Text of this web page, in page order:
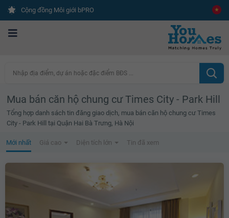
Cộng đồng Môi giới bPRO
Nhập địa điểm, dự án hoặc đặc điểm BĐS ...
Mua bán căn hộ chung cư Times City - Park Hill
Tổng hợp danh sách tin đăng giao dịch, mua bán căn hộ chung cư Times
City - Park Hill tại Quận Hai Bà Trưng, Hà Nội
Mới nhất Giá cao Diện tích lớn Tin đã xem